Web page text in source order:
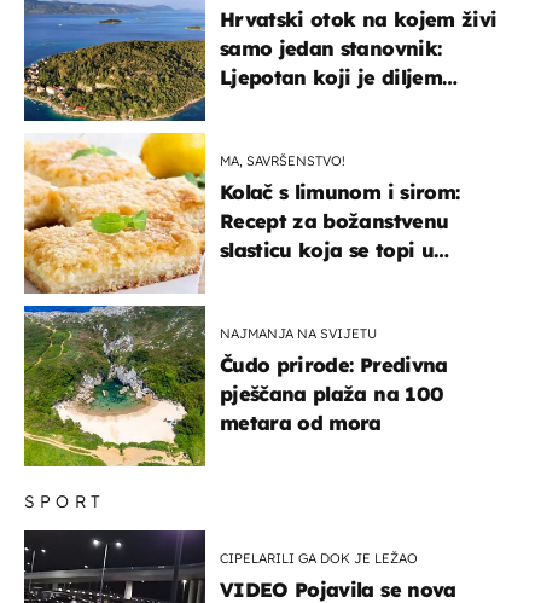
SPORT
CIPELARILI GA DOK JE LEŽAO
VIDEO Pojavila se nova
Hrvatski otok na kojem živi
samo jedan stanovnik:
Ljepotan koji je diljem
MA, SAVRŠENSTVO!
Kolač s limunom i sirom:
Recept za božanstvenu
slasticu koja se topi u
NAJMANJA NA SVIJETU
Čudo prirode: Predivna
pješčana plaža na 100
metara od mora